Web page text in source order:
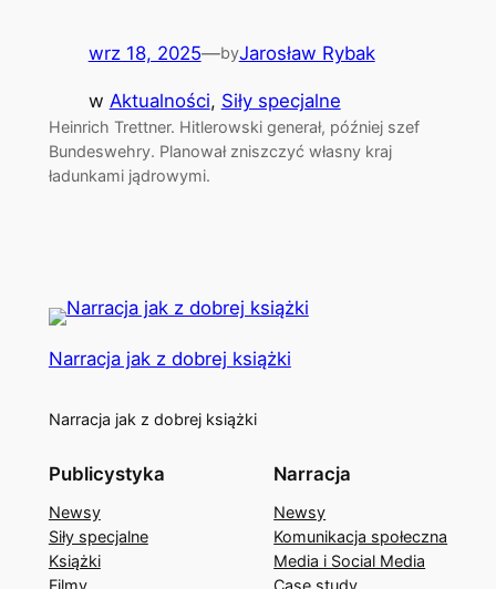
wrz 18, 2025—byJarosław Rybak
w Aktualności, Siły specjalne
Heinrich Trettner. Hitlerowski generał, później szef
Bundeswehry. Planował zniszczyć własny kraj
ładunkami jądrowymi.
Narracja jak z dobrej książki
Narracja jak z dobrej książki
Publicystyka
Newsy
Siły specjalne
Książki
Filmy
Narracja
Newsy
Komunikacja społeczna
Media i Social Media
Case study